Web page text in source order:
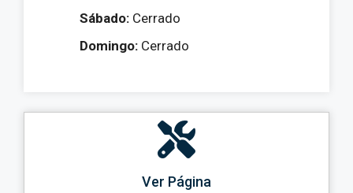
Sábado: Cerrado
Domingo: Cerrado
Ver Página